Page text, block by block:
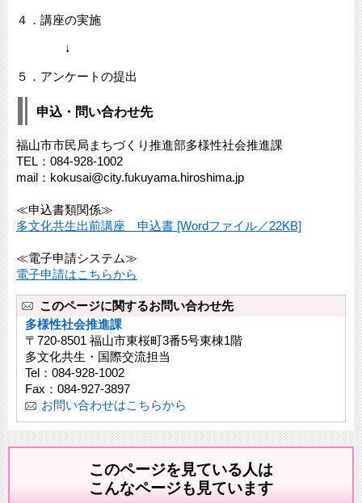
４．講座の実施
↓
５．アンケートの提出
申込・問い合わせ先
福山市市民局まちづくり推進部多様性社会推進課
TEL：084‐928‐1002
mail：kokusai@city.fukuyama.hiroshima.jp
≪申込書類関係≫
多文化共生出前講座 申込書 [Wordファイル／22KB]
≪電子申請システム≫
電子申請はこちらから
このページに関するお問い合わせ先
多様性社会推進課
〒720-8501 福山市東桜町3番5号東棟1階
多文化共生・国際交流担当
Tel：084-928-1002
Fax：084-927-3897
お問い合わせはこちらから
このページを見ている人は
こんなページも見ています